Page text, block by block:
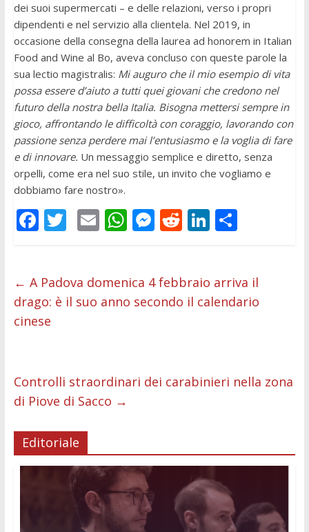
dei suoi supermercati – e delle relazioni, verso i propri
dipendenti e nel servizio alla clientela. Nel 2019, in
occasione della consegna della laurea ad honorem in Italian
Food and Wine al Bo, aveva concluso con queste parole la
sua lectio magistralis: Mi auguro che il mio esempio di vita
possa essere d’aiuto a tutti quei giovani che credono nel
futuro della nostra bella Italia. Bisogna mettersi sempre in
gioco, affrontando le difficoltà con coraggio, lavorando con
passione senza perdere mai l’entusiasmo e la voglia di fare
e di innovare. Un messaggio semplice e diretto, senza
orpelli, come era nel suo stile, un invito che vogliamo e
dobbiamo fare nostro».
F
b
o
o
T
er
E
l
W
s
A
M
e
n
R
di
t
Li
e
dI
C
di
vi
← A Padova domenica 4 febbraio arriva il
drago: è il suo anno secondo il calendario
cinese
Controlli straordinari dei carabinieri nella zona
di Piove di Sacco →
Editoriale